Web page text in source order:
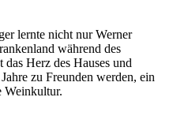
lernte nicht nur Werner
während des
Herz des Hauses und
zu Freunden werden, ein
Weinkultur.